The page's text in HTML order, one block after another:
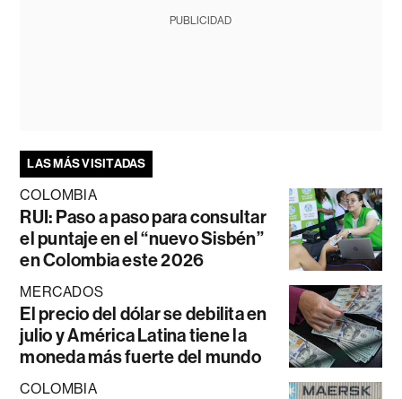
PUBLICIDAD
LAS MÁS VISITADAS
COLOMBIA
RUI: Paso a paso para consultar
el puntaje en el “nuevo Sisbén”
en Colombia este 2026
MERCADOS
El precio del dólar se debilita en
julio y América Latina tiene la
moneda más fuerte del mundo
COLOMBIA